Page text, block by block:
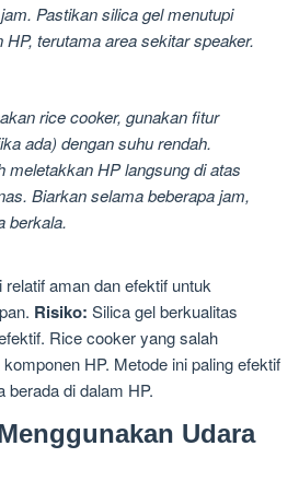
Pastikan silica gel menutupi
HP, terutama area sekitar speaker.
rice cooker, gunakan fitur
ada) dengan suhu rendah.
meletakkan HP langsung di atas
Biarkan selama beberapa jam,
berkala.
relatif aman dan efektif untuk
Risiko: Silica gel berkualitas
Rice cooker yang salah
HP. Metode ini paling efektif
berada di dalam HP.
Udara